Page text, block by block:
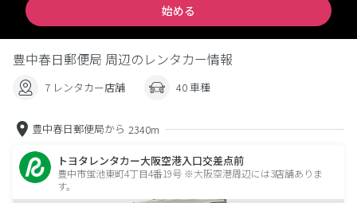
始める
豊中春日郵便局 周辺のレンタカー情報
7 レンタカー店舗 40 車種
豊中春日郵便局から 2340m
トヨタレンタカー大阪空港入口交差点前
豊中市蛍池東町4丁目4番19号 ※大阪空港周辺には3店舗ありま
す。